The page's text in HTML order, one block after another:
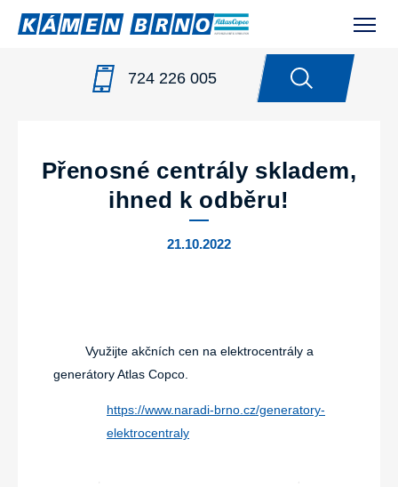
724 226 005
PŘENOSNÉ CENTRÁLY SKLADEM, IHNED K
Přenosné centrály skladem,
ihned k odběru!
21.10.2022
Využijte akčních cen na elektrocentrály a
generátory Atlas Copco.
https://www.naradi-brno.cz/generatory-
elektrocentraly